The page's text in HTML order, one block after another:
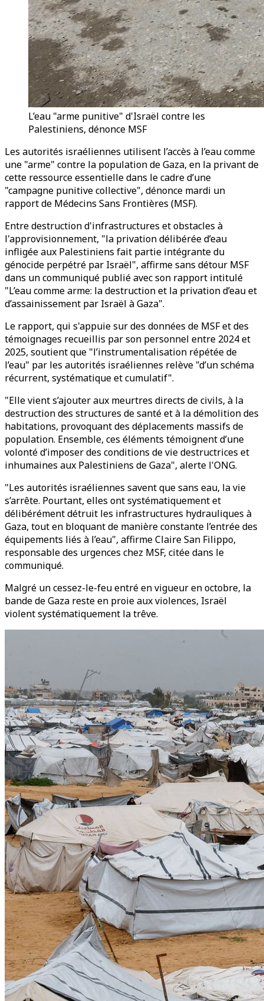
L’eau "arme punitive" d'Israël contre les
Palestiniens, dénonce MSF
Les autorités israéliennes utilisent l’accès à l’eau comme
une "arme" contre la population de Gaza, en la privant de
cette ressource essentielle dans le cadre d’une
"campagne punitive collective", dénonce mardi un
rapport de Médecins Sans Frontières (MSF).
Entre destruction d'infrastructures et obstacles à
l'approvisionnement, "la privation délibérée d’eau
infligée aux Palestiniens fait partie intégrante du
génocide perpétré par Israël", affirme sans détour MSF
dans un communiqué publié avec son rapport intitulé
"L’eau comme arme: la destruction et la privation d’eau et
d’assainissement par Israël à Gaza".
Le rapport, qui s'appuie sur des données de MSF et des
témoignages recueillis par son personnel entre 2024 et
2025, soutient que "l’instrumentalisation répétée de
l’eau" par les autorités israéliennes relève "d’un schéma
récurrent, systématique et cumulatif".
"Elle vient s’ajouter aux meurtres directs de civils, à la
destruction des structures de santé et à la démolition des
habitations, provoquant des déplacements massifs de
population. Ensemble, ces éléments témoignent d’une
volonté d’imposer des conditions de vie destructrices et
inhumaines aux Palestiniens de Gaza", alerte l'ONG.
"Les autorités israéliennes savent que sans eau, la vie
s’arrête. Pourtant, elles ont systématiquement et
délibérément détruit les infrastructures hydrauliques à
Gaza, tout en bloquant de manière constante l’entrée des
équipements liés à l’eau", affirme Claire San Filippo,
responsable des urgences chez MSF, citée dans le
communiqué.
Malgré un cessez-le-feu entré en vigueur en octobre, la
bande de Gaza reste en proie aux violences, Israël
violent systématiquement la trêve.